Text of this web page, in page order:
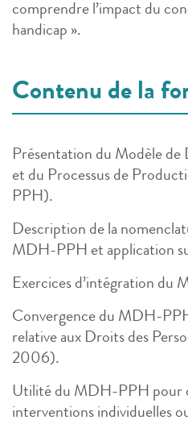
comprendre l’impact du
handicap ».
Contenu de la
Présentation du Modèle
et du Processus de
PPH).
Description de la
MDH-PPH et application
Exercices d’intégration du
Convergence du MDH-
relative aux Droits des
2006).
Utilité du MDH-PPH pour
interventions individuelles